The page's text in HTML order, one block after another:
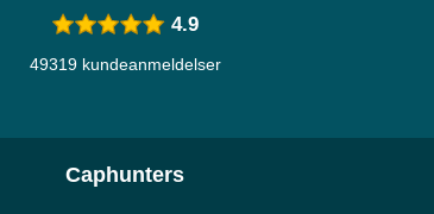
4.9
49319 kundeanmeldelser
Caphunters